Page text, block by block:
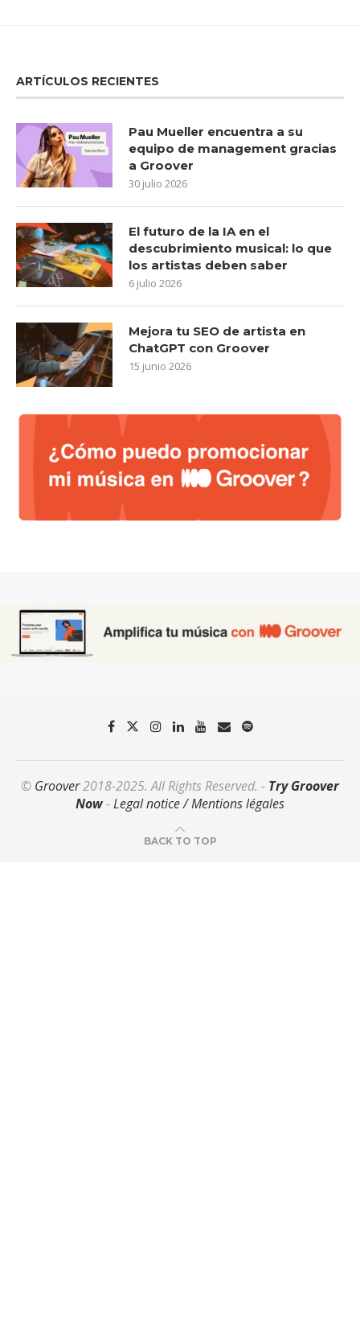
ARTÍCULOS RECIENTES
Pau Mueller encuentra a su
equipo de management gracias
a Groover
30 julio 2026
El futuro de la IA en el
descubrimiento musical: lo que
los artistas deben saber
6 julio 2026
Mejora tu SEO de artista en
ChatGPT con Groover
15 junio 2026
© Groover2018-2025. All Rights Reserved. - Try Groover
Now-Legal notice / Mentions légales
BACK TO TOP